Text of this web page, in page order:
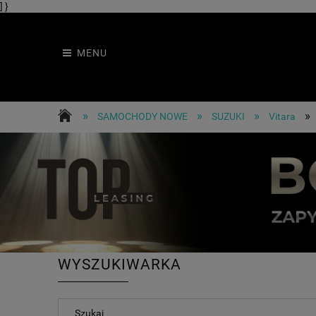
] }
MENU
» SAMOCHODY NOWE » SUZUKI » Vitara »
WYSZUKIWARKA